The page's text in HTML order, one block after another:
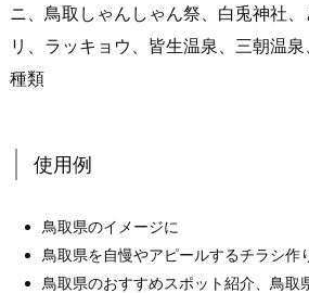
ニ、鳥取しゃんしゃん祭、白兎神社
リ、ラッキョウ、皆生温泉、三朝温
種類
使用例
鳥取県のイメージに
鳥取県を自慢やアピールするチラシ作
鳥取県のおすすめスポット紹介、鳥取